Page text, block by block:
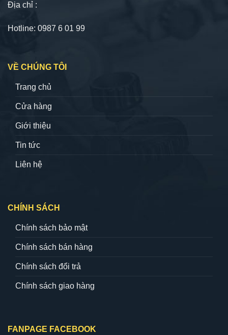
Địa chỉ :
Hotline: 0987 6 01 99
VỀ CHÚNG TÔI
Trang chủ
Cửa hàng
Giới thiệu
Tin tức
Liên hệ
CHÍNH SÁCH
Chính sách bảo mật
Chính sách bán hàng
Chính sách đổi trả
Chính sách giao hàng
FANPAGE FACEBOOK